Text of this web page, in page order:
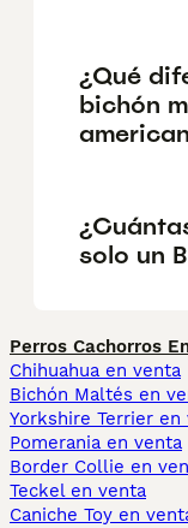
¿Qué
bichón
solo un
Perros Cachorros
Chihuahua en venta
Bichón Maltés en
Yorkshire Terrier en
Pomerania en venta
Border Collie en
Teckel en venta
Caniche Toy en